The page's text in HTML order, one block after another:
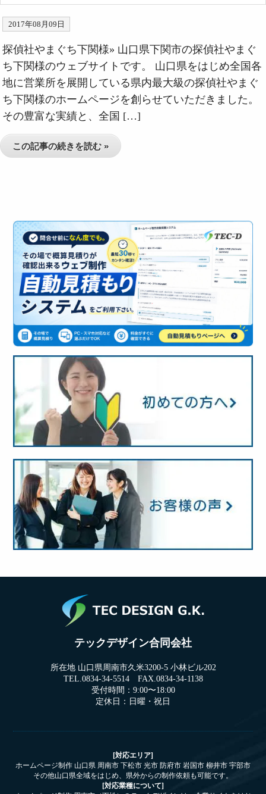
2017年08月09日
探偵社やまぐち下関様» 山口県下関市の探偵社やまぐ
ち下関様のウェブサイトです。 山口県をはじめ全国各
地に営業所を展開している県内最大級の探偵社やまぐ
ち下関様のホームページを創らせていただきました。
その豊富な実績と、全国 […]
この記事の続きを読む »
テックデザイン合同会社
所在地 山口県周南市久米3200-5 小林ビル202
TEL.0834-34-5514 FAX.0834-34-1138
受付時間：9:00〜18:00
定休日：日曜・祝日
[対応エリア]
ホームページ制作 山口県 周南市 下松市 光市 防府市 岩国市 柳井市 宇部市
その他山口県全域をはじめ、県外からの制作依頼も可能です。
[対応業種について]